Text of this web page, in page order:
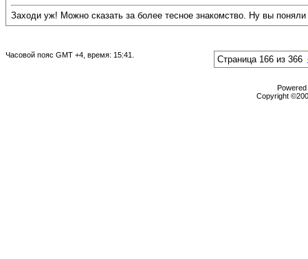
Заходи уж! Можно сказать за более тесное знакомство. Ну вы
Часовой пояс GMT +4, время: 15:41 Страница 166 из 366
Copyright